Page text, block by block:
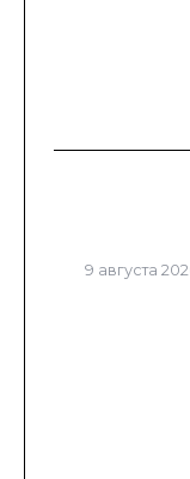
9 августа